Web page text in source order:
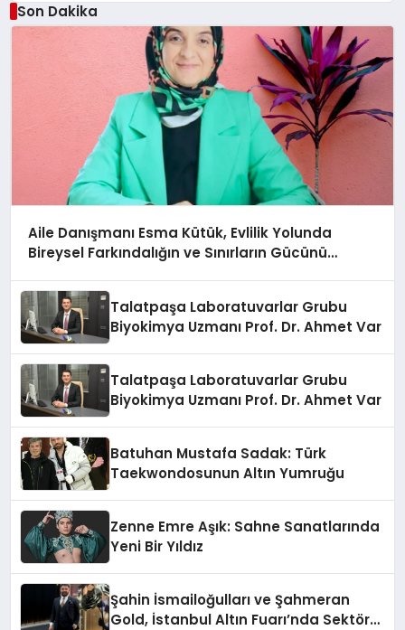
Son Dakika
Aile Danışmanı Esma Kütük, Evlilik Yolunda
Bireysel Farkındalığın ve Sınırların Gücünü
Talatpaşa Laboratuvarlar Grubu
Biyokimya Uzmanı Prof. Dr. Ahmet Var
Talatpaşa Laboratuvarlar Grubu
Biyokimya Uzmanı Prof. Dr. Ahmet Var
Batuhan Mustafa Sadak: Türk
Taekwondosunun Altın Yumruğu
Zenne Emre Aşık: Sahne Sanatlarında
Yeni Bir Yıldız
Şahin İsmailoğulları ve Şahmeran
Gold, İstanbul Altın Fuarı’nda Sektöre